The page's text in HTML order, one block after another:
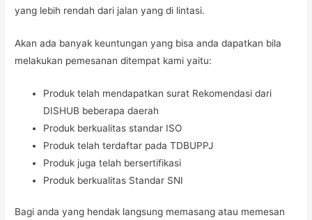
yang lebih rendah dari jalan yang di lintasi.
Akan ada banyak keuntungan yang bisa anda dapatkan bila
melakukan pemesanan ditempat kami yaitu:
Produk telah mendapatkan surat Rekomendasi dari
DISHUB beberapa daerah
Produk berkualitas standar ISO
Produk telah terdaftar pada TDBUPPJ
Produk juga telah bersertifikasi
Produk berkualitas Standar SNI
Bagi anda yang hendak langsung memasang atau memesan